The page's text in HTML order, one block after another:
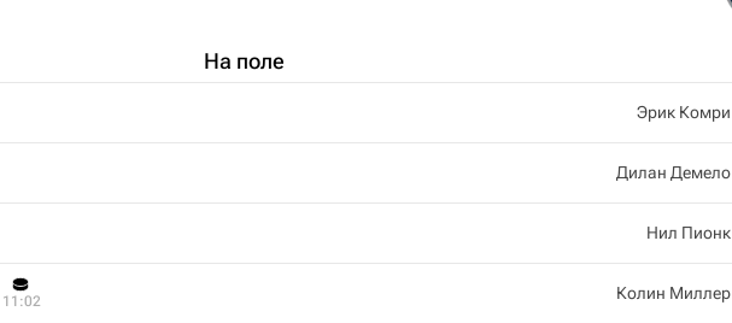
На поле
11:02
Эрик Комри
Дилан Демело
Нил Пионк
Колин Миллер